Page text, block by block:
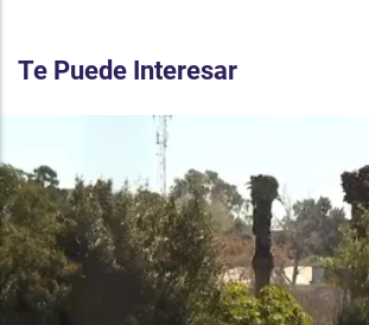
Te Puede Interesar